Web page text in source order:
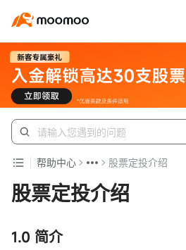
帮助中心 股票定投介绍
股票定投介绍
1.0 简介